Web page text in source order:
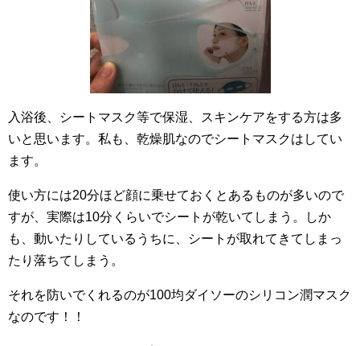
入浴後、シートマスク等で保湿、スキンケアをする方は多
いと思います。私も、乾燥肌なのでシートマスクはしてい
ます。
使い方には20分ほど顔に乗せておくとあるものが多いので
すが、実際は10分くらいでシートが乾いてしまう。しか
も、動いたりしているうちに、シートが取れてきてしまっ
たり落ちてしまう。
それを防いでくれるのが100均ダイソーのシリコン潤マスク
なのです！！